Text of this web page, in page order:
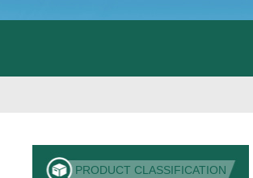
PRODUCT CLASSIFICATION